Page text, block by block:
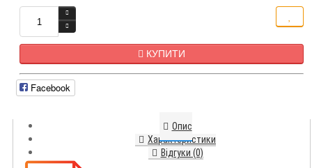
КУПИТИ
Facebook
Опис
Характеристики
Відгуки (0)